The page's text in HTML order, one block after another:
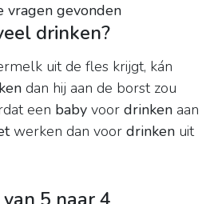
vragen gevonden
drinken?
uit de fles krijgt, kán
dan hij aan de borst zou
een baby voor drinken aan
werken dan voor drinken uit